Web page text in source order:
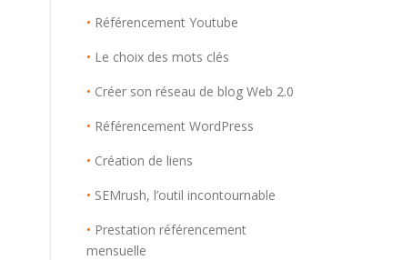
• Référencement Youtube
• Le choix des mots clés
• Créer son réseau de blog Web 2.0
• Référencement WordPress
• Création de liens
• SEMrush, l’outil incontournable
• Prestation référencement
mensuelle